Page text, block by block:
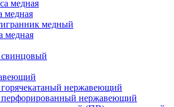
медная
медная
медный
медная
нержавеющий
нержавеющий